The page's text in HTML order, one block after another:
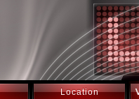
Location